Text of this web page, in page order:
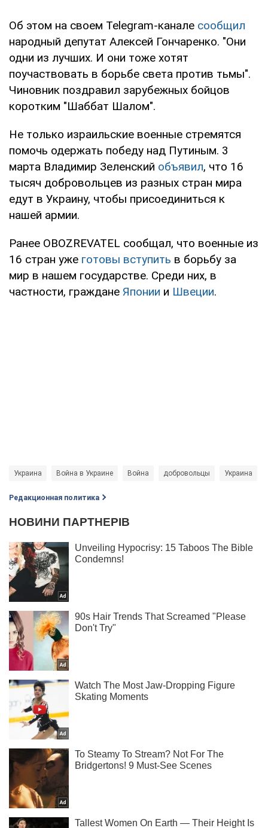
Об этом на своем Telegram-канале сообщил
народный депутат Алексей Гончаренко. "Они
одни из лучших. И они тоже хотят
поучаствовать в борьбе света против тьмы".
Чиновник поздравил зарубежных бойцов
коротким "Шаббат Шалом".
Не только израильские военные стремятся
помочь одержать победу над Путиным. 3
марта Владимир Зеленский объявил, что 16
тысяч добровольцев из разных стран мира
едут в Украину, чтобы присоединиться к
нашей армии.
Ранее OBOZREVATEL сообщал, что военные из
16 стран уже готовы вступить в борьбу за
мир в нашем государстве. Среди них, в
частности, граждане Японии и Швеции.
Украина Война в Украине Война добровольцы Украина
Редакционная политика